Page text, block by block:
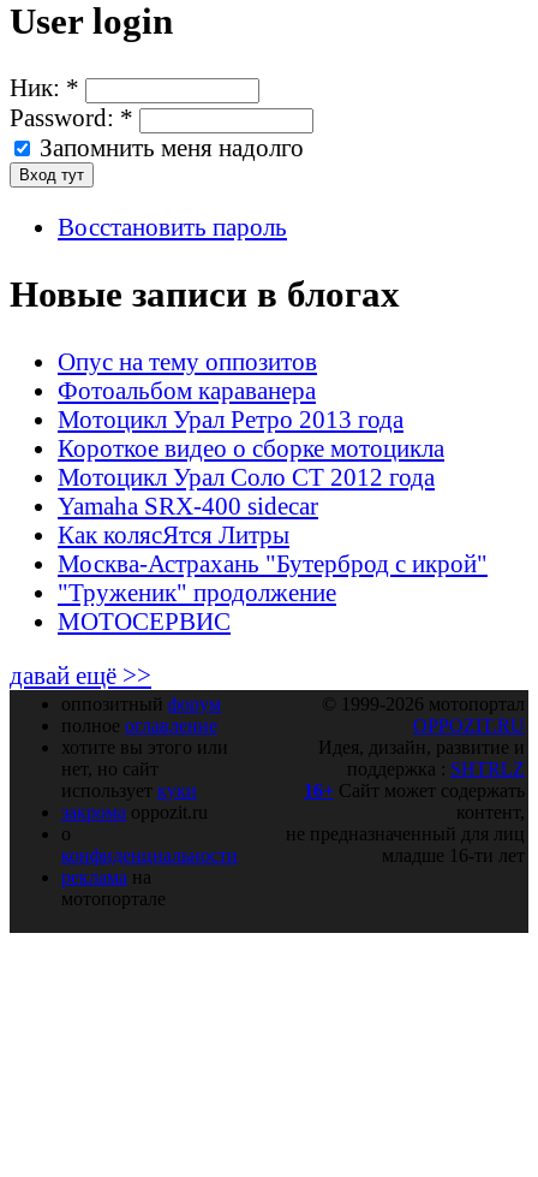
User login
Ник: *
Password: *
Запомнить меня надолго
Восстановить пароль
Новые записи в блогах
Опус на тему оппозитов
Фотоальбом караванера
Мотоцикл Урал Ретро 2013 года
Короткое видео о сборке мотоцикла
Мотоцикл Урал Соло СТ 2012 года
Yamaha SRX-400 sidecar
Как колясЯтся Литры
Москва-Астрахань "Бутерброд с икрой"
"Труженик" продолжение
МОТОСЕРВИС
давай ещё >>
оппозитный форум
полное оглавление
хотите вы этого или
нет, но сайт
использует куки
закрома oppozit.ru
о
конфиденциальности
реклама на
мотопортале
© 1999-2026 мотопортал
OPPOZIT.RU
Идея, дизайн, развитие и
поддержка : SHTRLZ
16+ Сайт может содержать
контент,
не предназначенный для лиц
младше 16-ти лет